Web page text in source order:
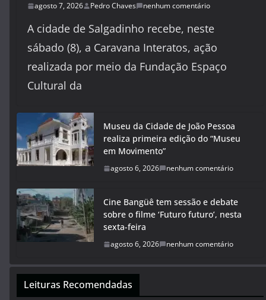
agosto 7, 2026 Pedro Chaves nenhum comentário
A cidade de Salgadinho recebe, neste
sábado (8), a Caravana Interatos, ação
realizada por meio da Fundação Espaço
Cultural da
Museu da Cidade de João Pessoa
realiza primeira edição do “Museu
em Movimento”
agosto 6, 2026 nenhum comentário
Cine Bangüê tem sessão e debate
sobre o filme ‘Futuro futuro’, nesta
sexta-feira
agosto 6, 2026 nenhum comentário
Leituras Recomendadas